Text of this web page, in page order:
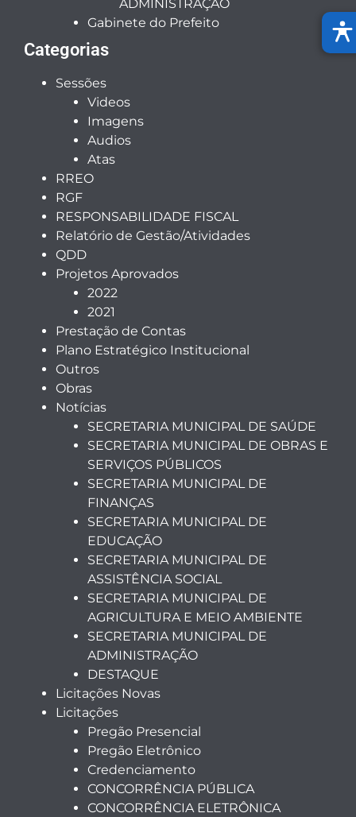
ADMINISTRAÇÃO
Gabinete do Prefeito
Categorias
Sessões
Videos
Imagens
Audios
Atas
RREO
RGF
RESPONSABILIDADE FISCAL
Relatório de Gestão/Atividades
QDD
Projetos Aprovados
2022
2021
Prestação de Contas
Plano Estratégico Institucional
Outros
Obras
Notícias
SECRETARIA MUNICIPAL DE SAÚDE
SECRETARIA MUNICIPAL DE OBRAS E
SERVIÇOS PÚBLICOS
SECRETARIA MUNICIPAL DE
FINANÇAS
SECRETARIA MUNICIPAL DE
EDUCAÇÃO
SECRETARIA MUNICIPAL DE
ASSISTÊNCIA SOCIAL
SECRETARIA MUNICIPAL DE
AGRICULTURA E MEIO AMBIENTE
SECRETARIA MUNICIPAL DE
ADMINISTRAÇÃO
DESTAQUE
Licitações Novas
Licitações
Pregão Presencial
Pregão Eletrônico
Credenciamento
CONCORRÊNCIA PÚBLICA
CONCORRÊNCIA ELETRÔNICA